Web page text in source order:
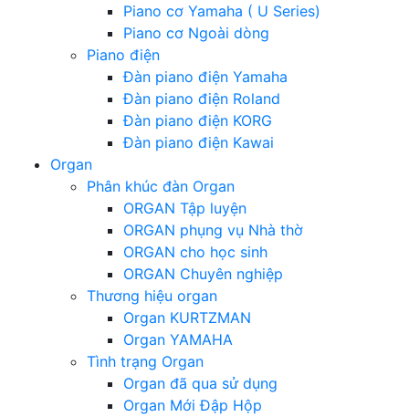
Piano cơ Yamaha ( U Series)
Piano cơ Ngoài dòng
Piano điện
Đàn piano điện Yamaha
Đàn piano điện Roland
Đàn piano điện KORG
Đàn piano điện Kawai
Organ
Phân khúc đàn Organ
ORGAN Tập luyện
ORGAN phụng vụ Nhà thờ
ORGAN cho học sinh
ORGAN Chuyên nghiệp
Thương hiệu organ
Organ KURTZMAN
Organ YAMAHA
Tình trạng Organ
Organ đã qua sử dụng
Organ Mới Đập Hộp